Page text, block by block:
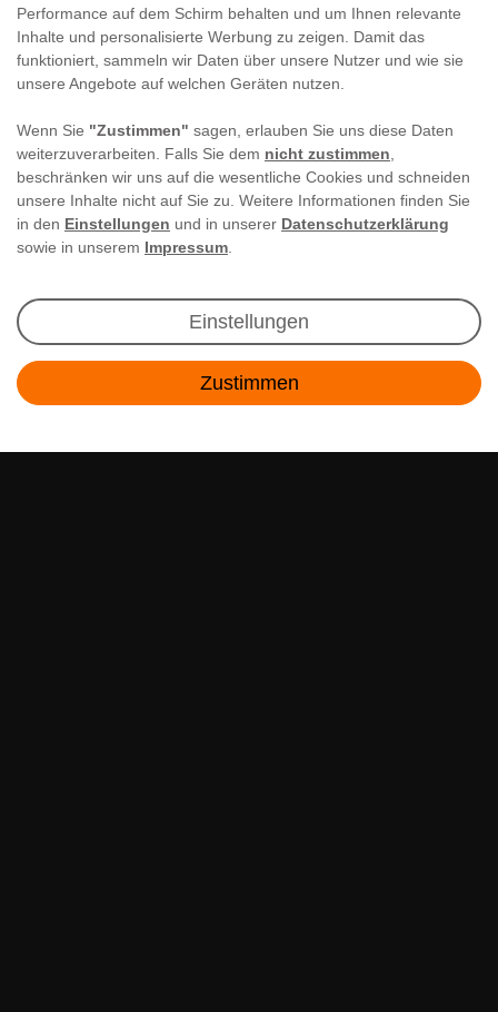
Performance auf dem Schirm behalten und um Ihnen relevante
Inhalte und personalisierte Werbung zu zeigen. Damit das
funktioniert, sammeln wir Daten über unsere Nutzer und wie sie
unsere Angebote auf welchen Geräten nutzen.
Wenn Sie "Zustimmen" sagen, erlauben Sie uns diese Daten
weiterzuverarbeiten. Falls Sie dem nicht zustimmen
beschränken wir uns auf die wesentliche Cookies und schneiden
unsere Inhalte nicht auf Sie zu. Weitere Informationen finden Sie
in den Einstellungen und in unserer Datenschutzerklärung
sowie in unserem Impressum
Einstellungen
Zustimmen
Newsletter Anmeldung
Angebote & Rabatte per E-Mail erhalten - Geld
sparen war noch nie so einfach!